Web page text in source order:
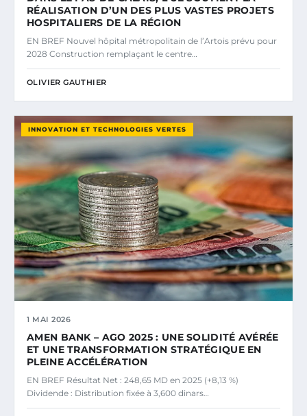
RÉALISATION D’UN DES PLUS VASTES PROJETS
HOSPITALIERS DE LA RÉGION
EN BREF Nouvel hôpital métropolitain de l’Artois prévu pour
2028 Construction remplaçant le centre…
OLIVIER GAUTHIER
INNOVATION ET TECHNOLOGIES VERTES
1 MAI 2026
AMEN BANK – AGO 2025 : UNE SOLIDITÉ AVÉRÉE
ET UNE TRANSFORMATION STRATÉGIQUE EN
PLEINE ACCÉLÉRATION
EN BREF Résultat Net : 248,65 MD en 2025 (+8,13 %)
Dividende : Distribution fixée à 3,600 dinars…